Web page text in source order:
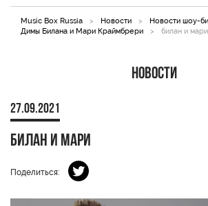
Music Box Russia > Новости > Новости шоу-
Димы Билана и Мари Краймбрери
> билан и мари
Новости
27.09.2021
билан и мари
Поделиться: